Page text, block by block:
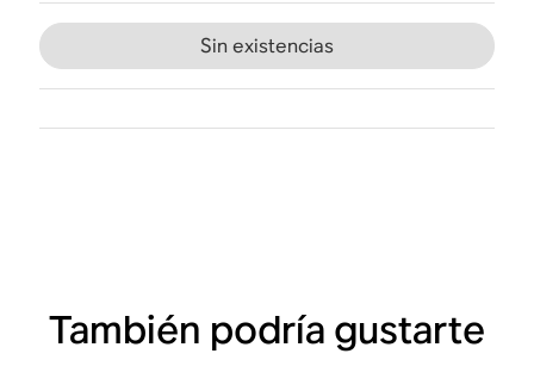
Sin existencias
También podría gustarte